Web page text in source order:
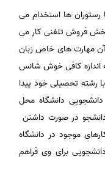
رستوران ها استخدام می
بخش فروش تلفنی کار می
آن مهارت های خاص زبان
اندازه کافی خوش شانس
رشته تحصیلی خود پیدا
دانشگاه محل
در صورت داشتن
موجود در دانشگاه
برای وی فراهم